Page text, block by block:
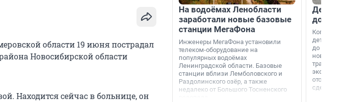
области 19 июня пострадал
Новосибирской области
Находится сейчас в больнице, он
На водоёмах Ленобласти
заработали новые базовые
станции МегаФона
Инженеры МегаФона установили
телеком-оборудование на
популярных водоёмах
Ленинградской области. Базовые
станции вблизи Лемболовского и
Раздолинского озёр, а также
недалеко от Большого Тосненского
Когда-
дети
до
новости
сделали